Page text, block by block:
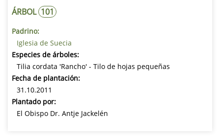
BÚSQUEDA POR PALABRA CLAVE
BÚSQUEDA POR ESPECIE DE ÁRBOL
Encontrar el árbol
ÁRBOL 101
Padrino:
Iglesia de Suecia
Especies de árboles:
Tilia cordata 'Rancho' - Tilo de hojas pequeñas
Fecha de plantación:
31.10.2011
Plantado por:
El Obispo Dr. Antje Jackelén